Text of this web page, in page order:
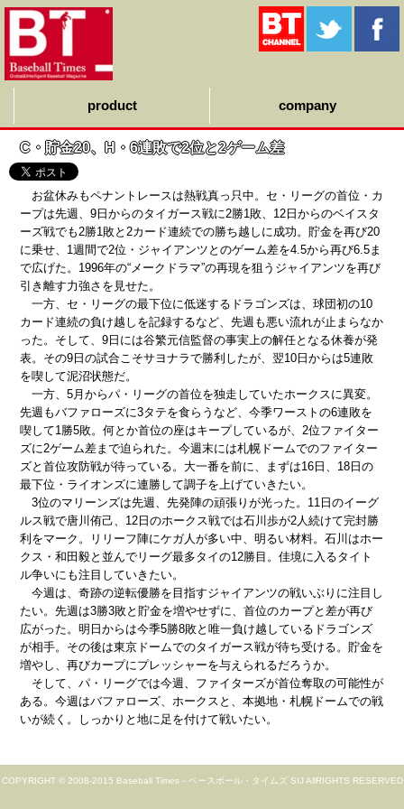
product company
C・貯金20、H・6連敗で2位と2ゲーム差
お盆休みもペナントレースは熱戦真っ只中。セ・リーグの首位・カ
ープは先週、9日からのタイガース戦に2勝1敗、12日からのベイスタ
ーズ戦でも2勝1敗と2カード連続での勝ち越しに成功。貯金を再び20
に乗せ、1週間で2位・ジャイアンツとのゲーム差を4.5から再び6.5ま
で広げた。1996年の“メークドラマ”の再現を狙うジャイアンツを再び
引き離す力強さを見せた。
一方、セ・リーグの最下位に低迷するドラゴンズは、球団初の10
カード連続の負け越しを記録するなど、先週も悪い流れが止まらなか
った。そして、9日には谷繁元信監督の事実上の解任となる休養が発
表。その9日の試合こそサヨナラで勝利したが、翌10日からは5連敗
を喫して泥沼状態だ。
一方、5月からパ・リーグの首位を独走していたホークスに異変。
先週もバファローズに3タテを食らうなど、今季ワーストの6連敗を
喫して1勝5敗。何とか首位の座はキープしているが、2位ファイター
ズに2ゲーム差まで迫られた。今週末には札幌ドームでのファイター
ズと首位攻防戦が待っている。大一番を前に、まずは16日、18日の
最下位・ライオンズに連勝して調子を上げていきたい。
3位のマリーンズは先週、先発陣の頑張りが光った。11日のイーグ
ルス戦で唐川侑己、12日のホークス戦では石川歩が2人続けて完封勝
利をマーク。リリーフ陣にケガ人が多い中、明るい材料。石川はホー
クス・和田毅と並んでリーグ最多タイの12勝目。佳境に入るタイト
ル争いにも注目していきたい。
今週は、奇跡の逆転優勝を目指すジャイアンツの戦いぶりに注目し
たい。先週は3勝3敗と貯金を増やせずに、首位のカープと差が再び
広がった。明日からは今季5勝8敗と唯一負け越しているドラゴンズ
が相手。その後は東京ドームでのタイガース戦が待ち受ける。貯金を
増やし、再びカープにプレッシャーを与えられるだろうか。
そして、パ・リーグでは今週、ファイターズが首位奪取の可能性が
ある。今週はバファローズ、ホークスと、本拠地・札幌ドームでの戦
いが続く。しっかりと地に足を付けて戦いたい。
COPYRIGHT © 2008-2015 Baseball Times－ベースボール・タイムズ SIJ AllRIGHTS RESERVED